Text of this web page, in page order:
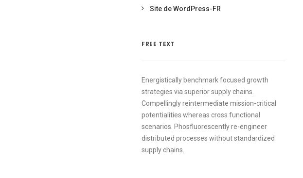
Site de WordPress-FR
FREE TEXT
Energistically benchmark focused growth
strategies via superior supply chains.
Compellingly reintermediate mission-critical
potentialities whereas cross functional
scenarios. Phosfluorescently re-engineer
distributed processes without standardized
supply chains.